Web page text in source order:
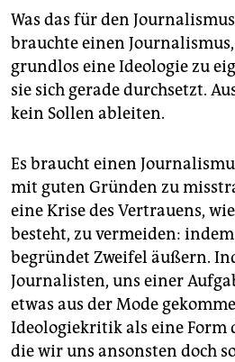
Was das für den
brauchte einen
grundlos eine Ideologie zu
sie sich gerade durchsetzt.
kein Sollen ableiten.
Es braucht einen
mit guten Gründen zu
eine Krise des Vertrauens,
besteht, zu vermeiden:
begründet Zweifel äußern.
Journalisten, uns einer
etwas aus der Mode
Ideologiekritik als eine Form
die wir uns ansonsten doch